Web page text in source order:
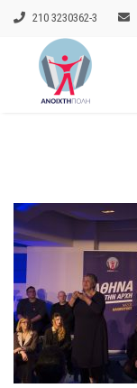
210 3230362-3